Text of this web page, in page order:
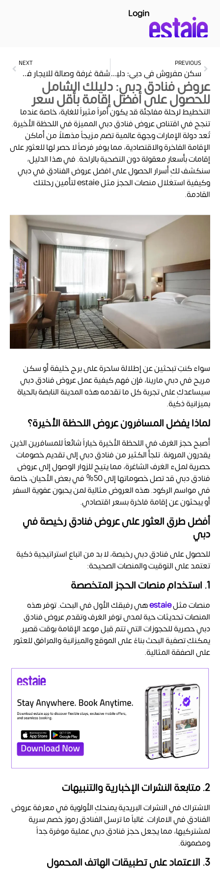
Login
PREVIOUS
سكن مفروش في دبي: دليلك الشامل لأفضل خيارات الإقامة المرنة
NEXT
شقة غرفة وصالة للايجار في دبي: دليلك الشامل للسكن والرفاهية 2026
عروض فنادق دبي: دليلك الشامل
للحصول على أفضل إقامة بأقل سعر
التخطيط لرحلة مفاجئة قد يكون أمراً مثيراً للغاية، خاصة عندما
تنجح في اقتناصعروض فنادق دبي المميزة في اللحظة الأخيرة.
تُعد دولة الإمارات وجهة عالمية تضم مزيجاً مذهلاً من أماكن
الإقامة الفاخرة والاقتصادية، مما يوفر فرصاً لا حصر لها للعثور على
إقامات بأسعار معقولة دون التضحية بالراحة. في هذا الدليل،
سنكشف لكِ أسرار الحصول على افضل عروض الفنادق في دبي
وكيفية استغلال منصات الحجز مثل estaie لتأمين رحلتك
القادمة.
سواء كنتِ تبحثين عن إطلالة ساحرة على برج خليفة أو سكن
مريح في دبي مارينا، فإن فهم كيفية عمل عروض فنادق دبي
سيساعدكِ على تجربة كل ما تقدمه هذه المدينة النابضة بالحياة
بميزانية ذكية.
لماذا يفضل المسافرون عروض اللحظة الأخيرة؟
أصبح حجز الغرف في اللحظة الأخيرة خياراً شائعاً للمسافرين الذين
يقدرون المرونة. تلجأ الكثير منفنادق دبي إلى تقديم خصومات
حصرية لملء الغرف الشاغرة، مما يتيح للزوار الوصول إلى عروض
فنادق دبي
قد تصل خصوماتها إلى 50% في بعض الأحيان، خاصة
في مواسم الركود. هذه العروض مثالية لمن يحبون عفوية السفر
أو يبحثون عن إقامة فاخرة بسعر اقتصادي.
أفضل طرق العثور على عروض فنادق رخيصة في
دبي
للحصول علىفنادق دبي رخيصة، لا بد من اتباع استراتيجية ذكية
تعتمد على التوقيت والمنصات الصحيحة:
1. استخدام منصات الحجز المتخصصة
منصات مثلestaieهي رفيقك الأول في البحث. توفر هذه
المنصات تحديثات حية لمدى توفر الغرف وتقدم عروض فنادق
دبي حصرية للحجوزات التي تتم قبل موعد الإقامة بوقت قصير.
يمكنكِ تصفية البحث بناءً على الموقع والميزانية والمرافق للعثور
على الصفقة المثالية.
2. متابعة النشرات الإخبارية والتنبيهات
الاشتراك في النشرات البريدية يمنحكِ الأولوية في معرفةعروض
الفنادق في الامارات. غالباً ما ترسل الفنادق رموز خصم سرية
لمشتركيها، مما يجعل حجز فنادق دبيعملية موفرة جداً
ومضمونة.
3. الاعتماد على تطبيقات الهاتف المحمول